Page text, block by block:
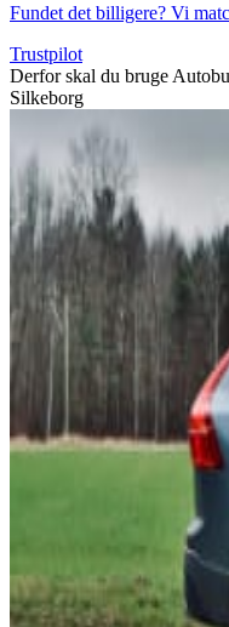
Fundet det billigere? Vi
Trustpilot
Derfor skal du bruge
Silkeborg